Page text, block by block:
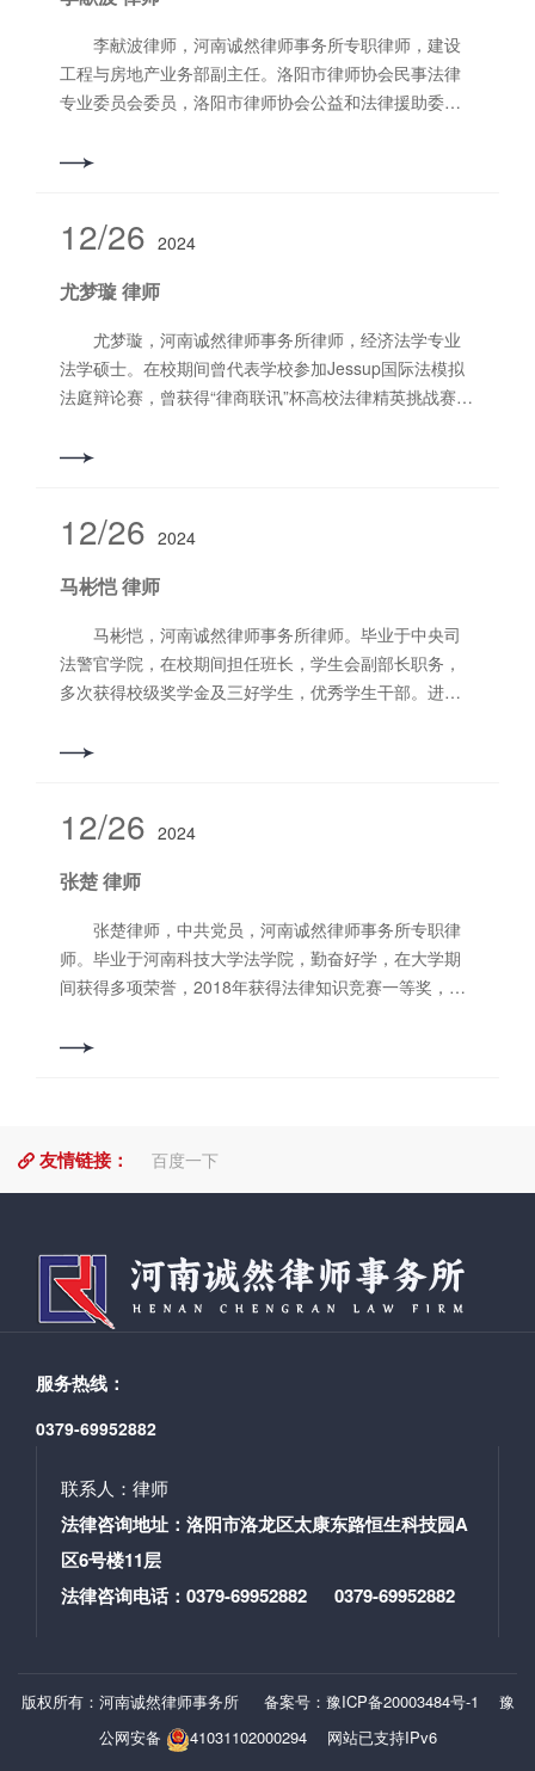
李献波律师，河南诚然律师事务所专职律师，建设
工程与房地产业务部副主任。洛阳市律师协会民事法律
专业委员会委员，洛阳市律师协会公益和法律援助委员
区西工街道办事处西工社区村（居）法律顾问，洛阳市
年度律协工作先进个人”、2022年河南诚然律师事务
2022年度“优秀村（居)法律顾问”及“优秀法治辅导员”称
号。被洛阳市社会组织发展促进会授予“2022年度公益慈
善突出贡献奖”。被洛阳市律师协会评为“2023年度律协
工作先进个人”。被洛阳市司法局、洛阳市律师协会评
长业务领域：常年法律顾问、民间借贷、合同类纠纷
12/26 2024
尤梦璇 律师
尤梦璇，河南诚然律师事务所律师，经济法学专业
法学硕士。在校期间曾代表学校参加Jessup国际法模拟
法庭辩论赛，曾获得“律商联讯”杯高校法律精英挑战赛个
及医疗领域合规和风险控制、知识产权纠纷、不正当竞
规和风险控制、知识产权纠纷、不正当竞争纠纷、人身
律服务产品。 联系方式：13938881750 电子邮箱：
maryyule@163.com
12/26 2024
马彬恺 律师
马彬恺，河南诚然律师事务所律师。毕业于中央司
法警官学院，在校期间担任班长，学生会副部长职务，
多次获得校级奖学金及三好学生，优秀学生干部。进入
与西工区宪法宣传周普法宣讲,洛阳市实验中学普法讲座
待每一个案件。 擅长业务领域：婚姻家事纠纷，民
19838867788
12/26 2024
张楚 律师
张楚律师，中共党员，河南诚然律师事务所专职律
师。毕业于河南科技大学法学院，勤奋好学，在大学期
间获得多项荣誉，2018年获得法律知识竞赛一等奖，
洛龙区人民法院、洛阳市中级人民法院、洛阳市人民检
度地维护当事人的合法权益。 擅长业务领域：刑事
辩护、交通事故、合同纠纷、婚姻家事等。 联系电
友情链接： 百度一下
服务热线：
0379-69952882
联系人：律师
法律咨询地址：洛阳市洛龙区太康东路恒生科技园A
区6号楼11层
法律咨询电话：0379-69952882 0379-69952882
版权所有：河南诚然律师事务所 备案号：豫ICP备20003484号-1
豫
公网安备
41031102000294网站已支持IPv6